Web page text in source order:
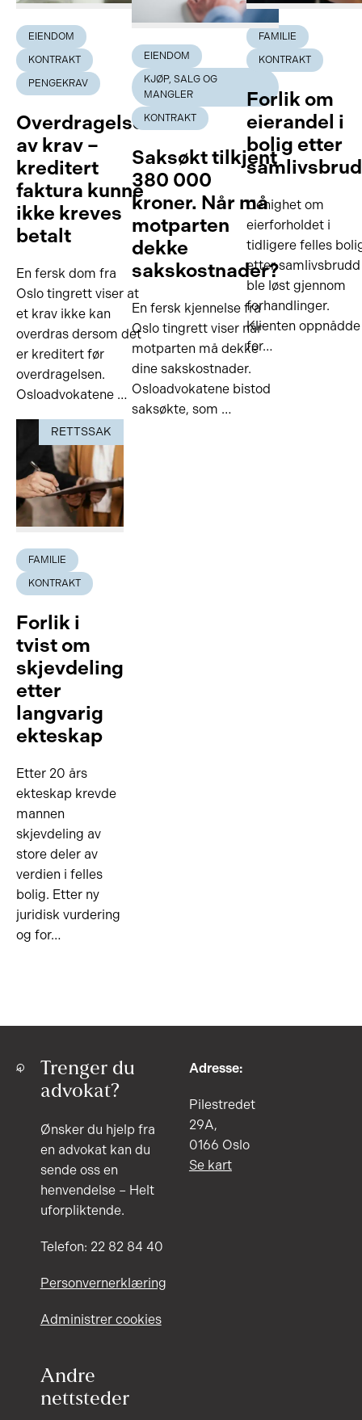
EIENDOM
KONTRAKT
PENGEKRAV
Overdragelse
av krav –
kreditert
faktura kunne
ikke kreves
betalt
En fersk dom fra
Oslo tingrett viser at
et krav ikke kan
overdras dersom det
er kreditert før
overdragelsen.
Osloadvokatene …
EIENDOM
KJØP, SALG OG
MANGLER
KONTRAKT
Saksøkt tilkjent
380 000
kroner. Når må
motparten
dekke
sakskostnader?
En fersk kjennelse fra
Oslo tingrett viser når
motparten må dekke
dine sakskostnader.
Osloadvokatene bistod
saksøkte, som …
FAMILIE
KONTRAKT
Forlik om
eierandel i
bolig etter
Uenighet om
eierforholdet i
tidligere felles
etter samlivsbrudd
ble løst gjennom
forhandlinger.
Klienten oppnådde
for…
RETTSSAK
FAMILIE
KONTRAKT
Forlik i
tvist om
skjevdeling
etter
langvarig
ekteskap
Etter 20 års
ekteskap krevde
mannen
skjevdeling av
store deler av
verdien i felles
bolig. Etter ny
juridisk vurdering
og for…
Trenger du
advokat?
Ønsker du hjelp fra
en advokat kan du
sende oss en
henvendelse – Helt
uforpliktende.
Telefon: 22 82 84 40
Personvernerklæring
Administrer cookies
Andre
nettsteder
Adresse:
Pilestredet
29A,
0166 Oslo
Se kart